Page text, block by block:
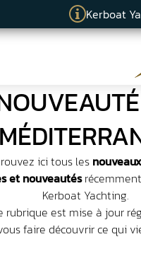
Kerboat
ACCUEIL
PRESTATIONS
KERBOAT
ici tous les
et nouveautés
Kerboat Yachting.
rubrique est mise à jour
faire découvrir ce qui